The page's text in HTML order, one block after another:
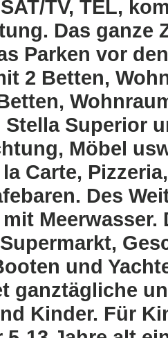
TV, TEL,
Das ganze
Parken vor
2 Betten,
Superior
Möbel
Carte,
Des
und
ganztägliche
Kinder. Für